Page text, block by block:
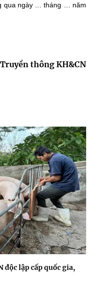
qua ngày … tháng … năm
thông KH&CN
độc lập cấp quốc gia,